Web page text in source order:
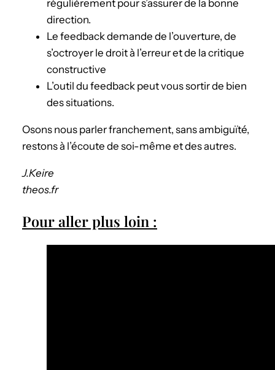
régulièrement pour s’assurer de la bonne
direction.
Le feedback demande de l’ouverture, de
s’octroyer le droit à l’erreur et de la critique
constructive
L’outil du feedback peut vous sortir de bien
des situations.
Osons nous parler franchement, sans ambiguïté,
restons à l’écoute de soi-même et des autres.
J.Keire
theos.fr
Pour aller plus loin :